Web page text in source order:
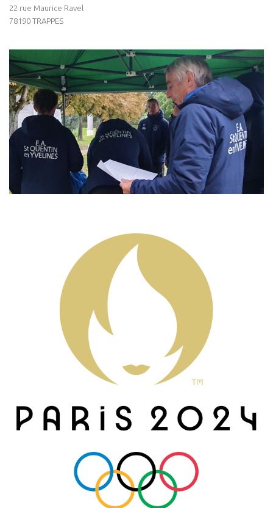
22 rue Maurice Ravel
78190 TRAPPES